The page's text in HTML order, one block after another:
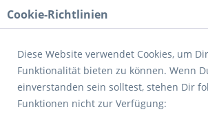
Menü
Übersicht Jugendbälle
Cookie-Richtlinien
Diese Website verwendet Cookies, um
Funktionalität bieten zu können. Wenn
einverstanden sein solltest, stehen Dir
Funktionen nicht zur Verfügung: